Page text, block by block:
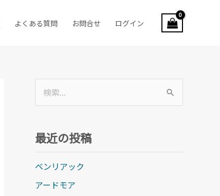
よくある質問 お問合せ ログイン
索
象
最近の投稿
ベンリアック
アードモア